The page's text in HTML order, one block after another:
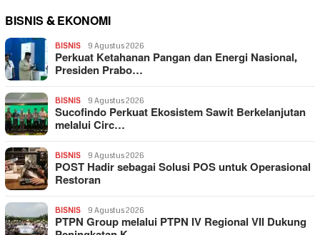
BISNIS & EKONOMI
BISNIS 9 Agustus 2026
Perkuat Ketahanan Pangan dan Energi Nasional,
Presiden Prabo…
BISNIS 9 Agustus 2026
Sucofindo Perkuat Ekosistem Sawit Berkelanjutan
melalui Circ…
BISNIS 9 Agustus 2026
POST Hadir sebagai Solusi POS untuk Operasional
Restoran
BISNIS 9 Agustus 2026
PTPN Group melalui PTPN IV Regional VII Dukung